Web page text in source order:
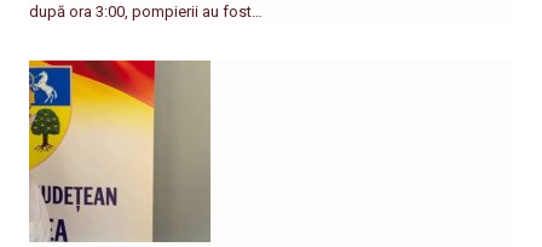
după ora 3:00, pompierii au fost…